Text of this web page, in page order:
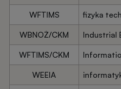
WFTIMS fizyka
WBNOŻ/CKM Industrial
WFTIMS/CKM
WEEIA